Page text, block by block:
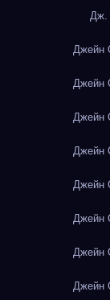
Дж.
Джейн
Джейн
Джейн
Джейн
Джейн
Джейн
Джейн
Джейн